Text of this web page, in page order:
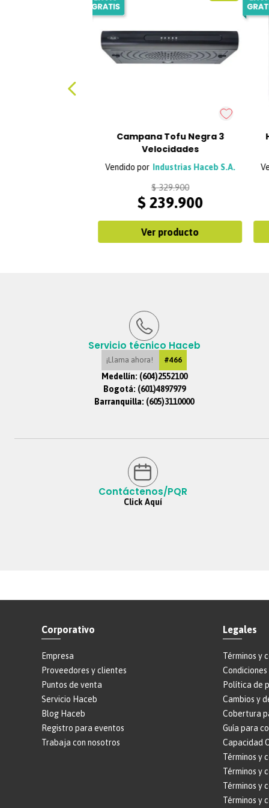
Campana Tofu Negra 3
Velocidades
Industrias Haceb S.A.
$ 329.900
$ 239.900
Ver producto
Servicio técnico Haceb
¡Llama ahora! #466
Medellín: (604)2552100
Bogotá: (601)4897979
Barranquilla: (605)3110000
Contáctenos/PQR
Click Aquí
Corporativo
Empresa
Proveedores y clientes
Puntos de venta
Servicio Haceb
Blog Haceb
Registro para eventos
Trabaja con nosotros
Legales
Términos y
Política de
Cambios y
Cobertura
Guía para
Capacidad
Términos y
Términos y
Términos y
Términos y